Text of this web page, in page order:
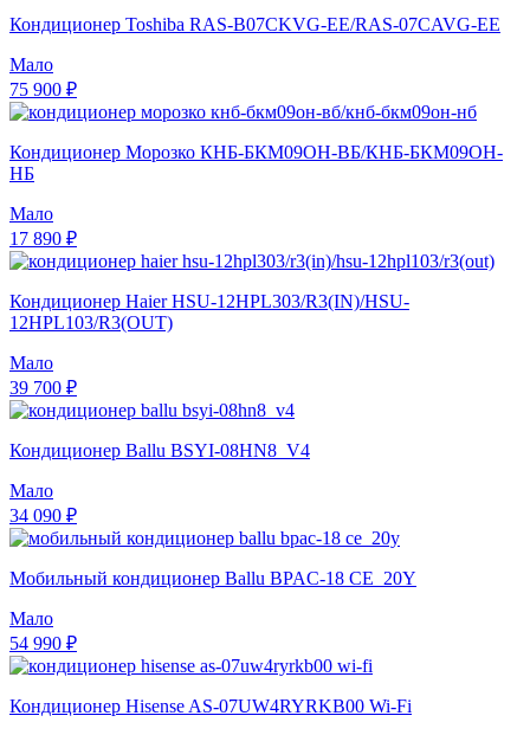
Кондиционер Toshiba RAS-B07CKVG-EE/RAS-07CAVG-EE
Мало
75 900 ₽
Кондиционер Морозко КНБ-БКМ09ОН-ВБ/КНБ-БКМ09ОН-
НБ
Мало
17 890 ₽
Кондиционер Haier HSU-12HPL303/R3(IN)/HSU-
12HPL103/R3(OUT)
Мало
39 700 ₽
Кондиционер Ballu BSYI-08HN8_V4
Мало
34 090 ₽
Мобильный кондиционер Ballu BPAC-18 CE_20Y
Мало
54 990 ₽
Кондиционер Hisense AS-07UW4RYRKB00 Wi-Fi